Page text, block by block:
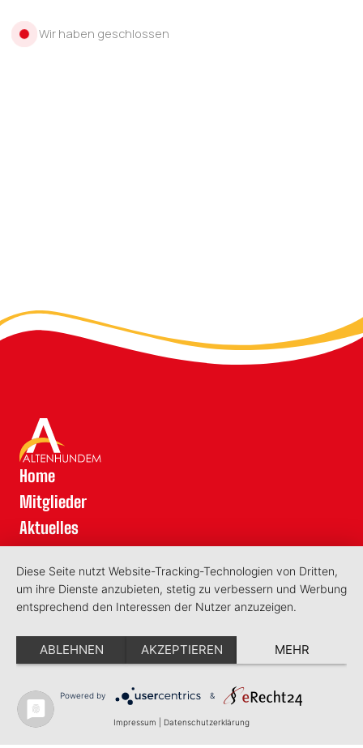
Wir haben geschlossen
Home
Mitglieder
Aktuelles
Schatzkarte
Datenschutz
©2026 - Aktionsring Lennestadt-Altenhundem e.V.
vorstand@altenhundem-aktiv.de
Diese Seite nutzt Website-Tracking-Technologien von Dritten,
um ihre Dienste anzubieten, stetig zu verbessern und Werbung
entsprechend den Interessen der Nutzer anzuzeigen.
ABLEHNEN AKZEPTIEREN MEHR
Powered by &
Impressum Datenschutzerklärung